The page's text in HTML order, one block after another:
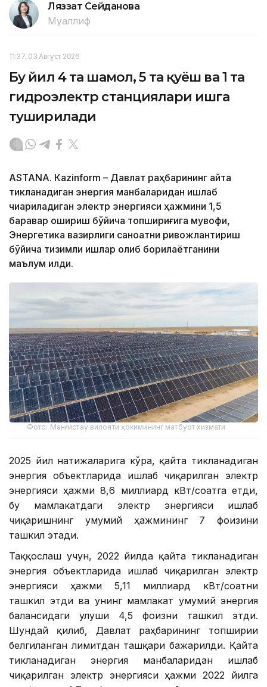
Ляззат Сейданова
Муаллиф
11:37, 03 Август 2026
Бу йил 4 та шамол, 5 та қуёш ва 1 та
гидроэлектр станциялари ишга
туширилади
ASTANА. Кazinform – Давлат раҳбарининг қайта
тикланадиган энергия манбаларидан ишлаб
чиқариладиган электр энергияси ҳажмини 1,5
баравар ошириш бўйича топшириғига мувофиқ,
Энергетика вазирлиги саноатни ривожлантириш
бўйича тизимли ишлар олиб борилаётганини
маълум қилди.
Фото: Манғистау вилояти ҳокимининг матбуот хизмати
2025 йил натижаларига кўра, қайта тикланадиган
энергия объектларида ишлаб чиқарилган электр
энергияси ҳажми 8,6 миллиард кВт/соатга етди,
бу мамлакатдаги электр энергияси ишлаб
чиқаришнинг умумий ҳажмининг 7 фоизини
ташкил этади.
Таққослаш учун, 2022 йилда қайта тикланадиган
энергия объектларида ишлаб чиқарилган электр
энергияси ҳажми 5,11 миллиард кВт/соатни
ташкил этди ва унинг мамлакат умумий энергия
балансидаги улуши 4,5 фоизни ташкил этди.
Шундай қилиб, Давлат раҳбарининг топшириғи
белгиланган лимитдан ташқари бажарилди. Қайта
тикланадиган энергия манбаларидан ишлаб
чиқарилган электр энергияси ҳажми 2022 йилга